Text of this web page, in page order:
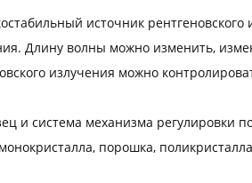
источник
Длину волны можно изменить,
излучения можно
и система механизма регулировки
порошка,